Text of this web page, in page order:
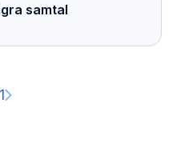
samtal
page
Next page